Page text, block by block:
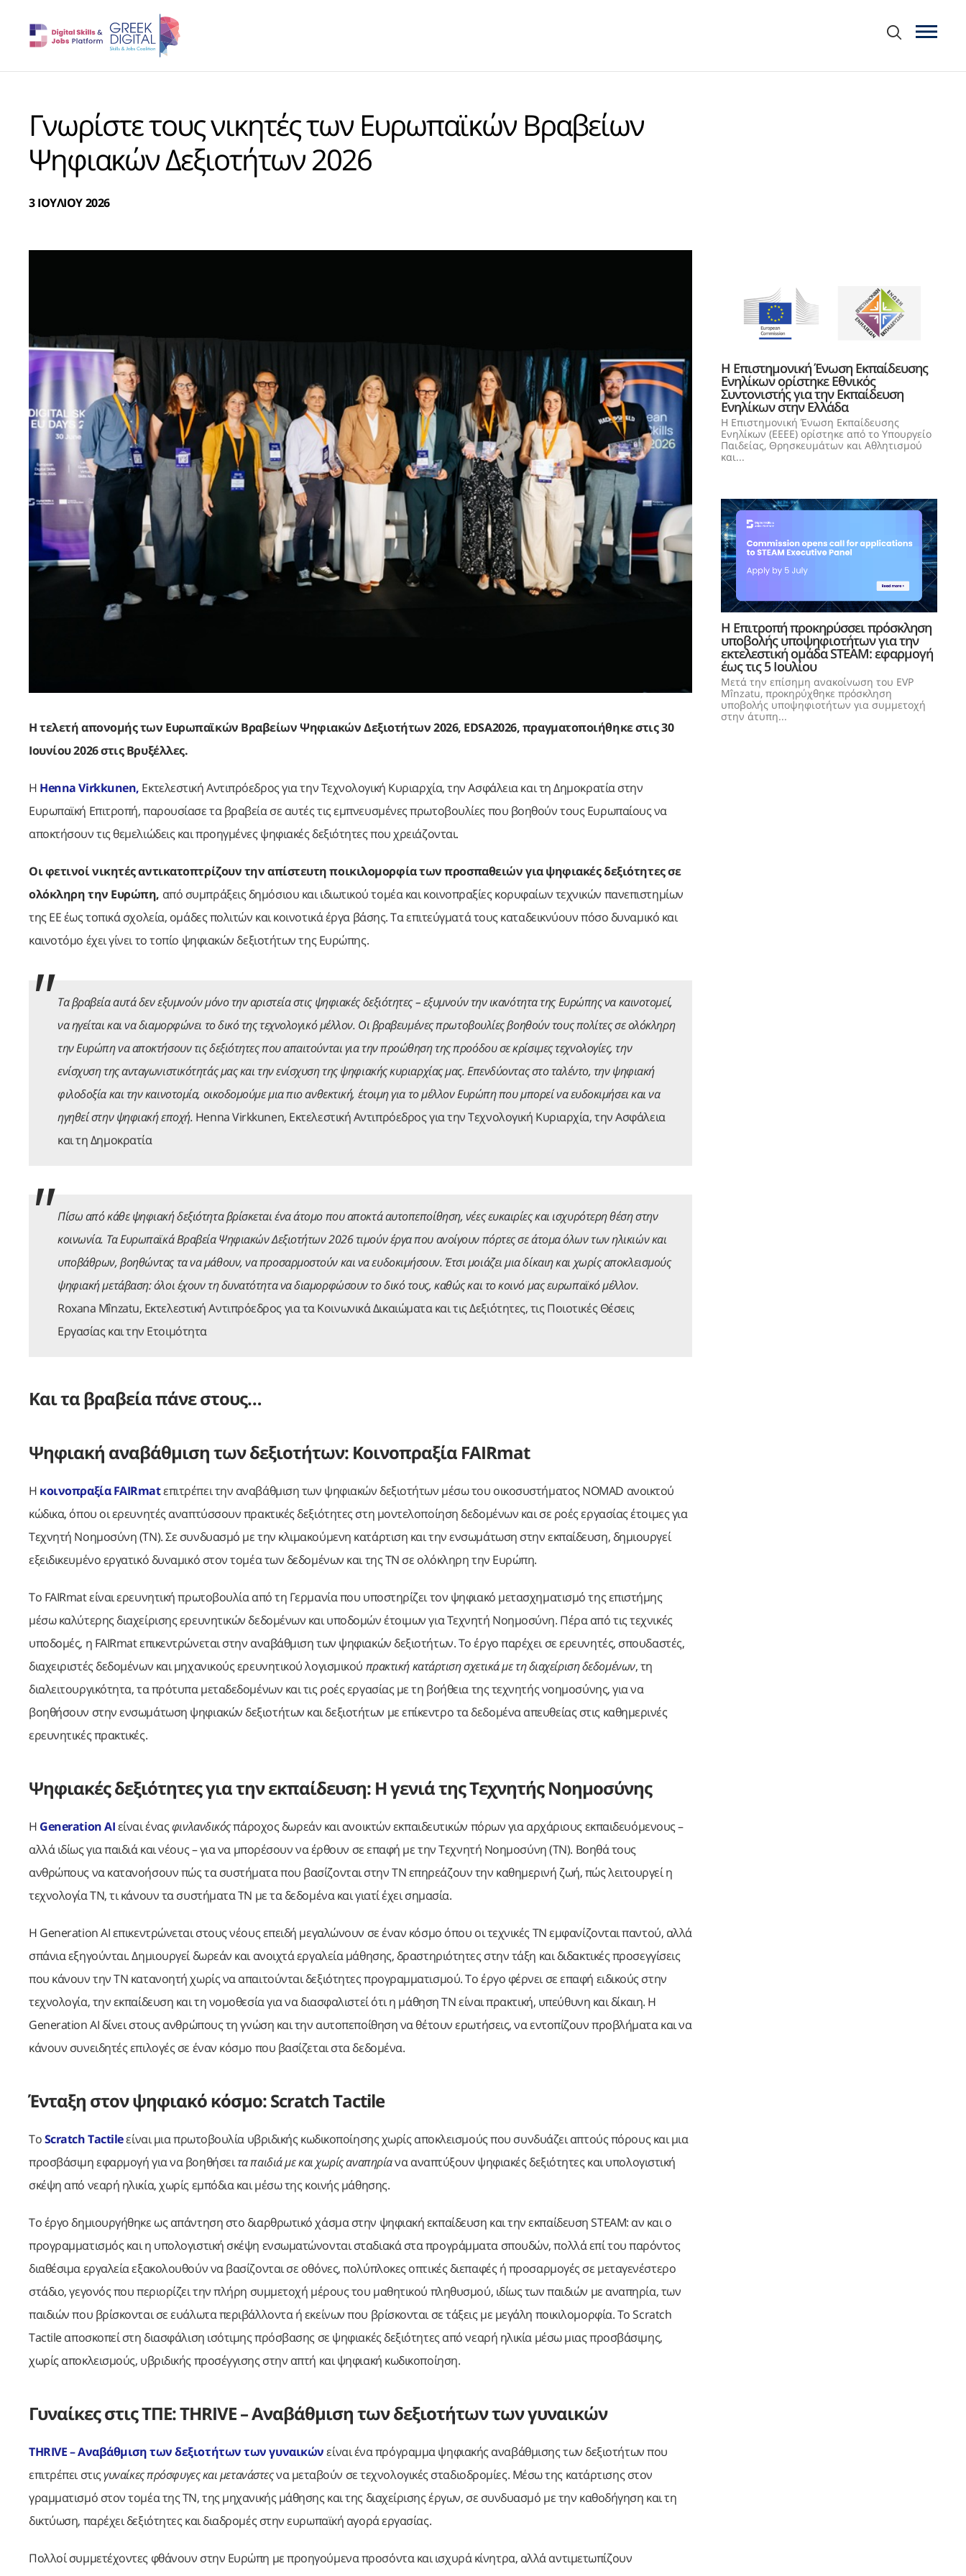
Γνωρίστε τους νικητές των Ευρωπαϊκών Βραβείων
Ψηφιακών Δεξιοτήτων 2026
3 ΙΟΥΛΙΟΥ 2026
Η τελετή απονομής των Ευρωπαϊκών Βραβείων Ψηφιακών Δεξιοτήτων 2026, EDSA2026, πραγματοποιήθηκε στις 30
Ιουνίου 2026 στις Βρυξέλλες.
Η Henna Virkkunen, Εκτελεστική Αντιπρόεδρος για την Τεχνολογική Κυριαρχία, την Ασφάλεια και τη Δημοκρατία στην
Ευρωπαϊκή Επιτροπή, παρουσίασε τα βραβεία σε αυτές τις εμπνευσμένες πρωτοβουλίες που βοηθούν τους Ευρωπαίους να
αποκτήσουν τις θεμελιώδεις και προηγμένες ψηφιακές δεξιότητες που χρειάζονται.
Οι φετινοί νικητές αντικατοπτρίζουν την απίστευτη ποικιλομορφία των προσπαθειών για ψηφιακές δεξιότητες σε
ολόκληρη την Ευρώπη, από συμπράξεις δημόσιου και ιδιωτικού τομέα και κοινοπραξίες κορυφαίων τεχνικών πανεπιστημίων
της ΕΕ έως τοπικά σχολεία, ομάδες πολιτών και κοινοτικά έργα βάσης. Τα επιτεύγματά τους καταδεικνύουν πόσο δυναμικό και
καινοτόμο έχει γίνει το τοπίο ψηφιακών δεξιοτήτων της Ευρώπης.
Τα βραβεία αυτά δεν εξυμνούν μόνο την αριστεία στις ψηφιακές δεξιότητες – εξυμνούν την ικανότητα της Ευρώπης να καινοτομεί,
να ηγείται και να διαμορφώνει το δικό της τεχνολογικό μέλλον. Οι βραβευμένες πρωτοβουλίες βοηθούν τους πολίτες σε ολόκληρη
την Ευρώπη να αποκτήσουν τις δεξιότητες που απαιτούνται για την προώθηση της προόδου σε κρίσιμες τεχνολογίες, την
ενίσχυση της ανταγωνιστικότητάς μας και την ενίσχυση της ψηφιακής κυριαρχίας μας. Επενδύοντας στο ταλέντο, την ψηφιακή
φιλοδοξία και την καινοτομία, οικοδομούμε μια πιο ανθεκτική, έτοιμη για το μέλλον Ευρώπη που μπορεί να ευδοκιμήσει και να
ηγηθεί στην ψηφιακή εποχή. Henna Virkkunen, Εκτελεστική Αντιπρόεδρος για την Τεχνολογική Κυριαρχία, την Ασφάλεια
και τη Δημοκρατία
Πίσω από κάθε ψηφιακή δεξιότητα βρίσκεται ένα άτομο που αποκτά αυτοπεποίθηση, νέες ευκαιρίες και ισχυρότερη θέση στην
κοινωνία. Τα Ευρωπαϊκά Βραβεία Ψηφιακών Δεξιοτήτων 2026 τιμούν έργα που ανοίγουν πόρτες σε άτομα όλων των ηλικιών και
υποβάθρων, βοηθώντας τα να μάθουν, να προσαρμοστούν και να ευδοκιμήσουν. Έτσι μοιάζει μια δίκαιη και χωρίς αποκλεισμούς
ψηφιακή μετάβαση: όλοι έχουν τη δυνατότητα να διαμορφώσουν το δικό τους, καθώς και το κοινό μας ευρωπαϊκό μέλλον.
Roxana Mînzatu, Εκτελεστική Αντιπρόεδρος για τα Κοινωνικά Δικαιώματα και τις Δεξιότητες, τις Ποιοτικές Θέσεις
Εργασίας και την Ετοιμότητα
Και τα βραβεία πάνε στους…
Ψηφιακή αναβάθμιση των δεξιοτήτων: Κοινοπραξία FAIRmat
Η κοινοπραξία FAIRmatεπιτρέπει την αναβάθμιση των ψηφιακών δεξιοτήτων μέσω του οικοσυστήματος NOMAD ανοικτού
κώδικα, όπου οι ερευνητές αναπτύσσουν πρακτικές δεξιότητες στη μοντελοποίηση δεδομένων και σε ροές εργασίας έτοιμες για
Τεχνητή Νοημοσύνη (ΤΝ). Σε συνδυασμό με την κλιμακούμενη κατάρτιση και την ενσωμάτωση στην εκπαίδευση, δημιουργεί
εξειδικευμένο εργατικό δυναμικό στον τομέα των δεδομένων και της ΤΝ σε ολόκληρη την Ευρώπη.
Το FAIRmat είναι ερευνητική πρωτοβουλία από τη Γερμανία που υποστηρίζει τον ψηφιακό μετασχηματισμό της επιστήμης
μέσω καλύτερης διαχείρισης ερευνητικών δεδομένων και υποδομών έτοιμων για Τεχνητή Νοημοσύνη. Πέρα από τις τεχνικές
υποδομές, η FAIRmat επικεντρώνεται στην αναβάθμιση των ψηφιακών δεξιοτήτων. Το έργο παρέχει σε ερευνητές, σπουδαστές,
διαχειριστές δεδομένων και μηχανικούς ερευνητικού λογισμικού πρακτική κατάρτιση σχετικά με τη διαχείριση δεδομένων, τη
διαλειτουργικότητα, τα πρότυπα μεταδεδομένων και τις ροές εργασίας με τη βοήθεια της τεχνητής νοημοσύνης, για να
βοηθήσουν στην ενσωμάτωση ψηφιακών δεξιοτήτων και δεξιοτήτων με επίκεντρο τα δεδομένα απευθείας στις καθημερινές
ερευνητικές πρακτικές.
Ψηφιακές δεξιότητες για την εκπαίδευση: Η γενιά της Τεχνητής Νοημοσύνης
Η Generation AIείναι έναςφινλανδικόςπάροχος δωρεάν και ανοικτών εκπαιδευτικών πόρων για αρχάριους εκπαιδευόμενους –
αλλά ιδίως για παιδιά και νέους – για να μπορέσουν να έρθουν σε επαφή με την Τεχνητή Νοημοσύνη (ΤΝ). Βοηθά τους
ανθρώπους να κατανοήσουν πώς τα συστήματα που βασίζονται στην ΤΝ επηρεάζουν την καθημερινή ζωή, πώς λειτουργεί η
τεχνολογία ΤΝ, τι κάνουν τα συστήματα ΤΝ με τα δεδομένα και γιατί έχει σημασία.
Η Generation AI επικεντρώνεται στους νέους επειδή μεγαλώνουν σε έναν κόσμο όπου οι τεχνικές ΤΝ εμφανίζονται παντού, αλλά
σπάνια εξηγούνται. Δημιουργεί δωρεάν και ανοιχτά εργαλεία μάθησης, δραστηριότητες στην τάξη και διδακτικές προσεγγίσεις
που κάνουν την ΤΝ κατανοητή χωρίς να απαιτούνται δεξιότητες προγραμματισμού. Το έργο φέρνει σε επαφή ειδικούς στην
τεχνολογία, την εκπαίδευση και τη νομοθεσία για να διασφαλιστεί ότι η μάθηση ΤΝ είναι πρακτική, υπεύθυνη και δίκαιη. Η
Generation AI δίνει στους ανθρώπους τη γνώση και την αυτοπεποίθηση να θέτουν ερωτήσεις, να εντοπίζουν προβλήματα και να
κάνουν συνειδητές επιλογές σε έναν κόσμο που βασίζεται στα δεδομένα.
Ένταξη στον ψηφιακό κόσμο: Scratch Tactile
ΤοScratch Tactileείναι μια πρωτοβουλία υβριδικής κωδικοποίησης χωρίς αποκλεισμούς που συνδυάζει απτούς πόρους και μια
προσβάσιμη εφαρμογή για να βοηθήσειτα παιδιά με και χωρίς αναπηρίανα αναπτύξουν ψηφιακές δεξιότητες και υπολογιστική
σκέψη από νεαρή ηλικία, χωρίς εμπόδια και μέσω της κοινής μάθησης.
Το έργο δημιουργήθηκε ως απάντηση στο διαρθρωτικό χάσμα στην ψηφιακή εκπαίδευση και την εκπαίδευση STEAM: αν και ο
προγραμματισμός και η υπολογιστική σκέψη ενσωματώνονται σταδιακά στα προγράμματα σπουδών, πολλά επί του παρόντος
διαθέσιμα εργαλεία εξακολουθούν να βασίζονται σε οθόνες, πολύπλοκες οπτικές διεπαφές ή προσαρμογές σε μεταγενέστερο
στάδιο, γεγονός που περιορίζει την πλήρη συμμετοχή μέρους του μαθητικού πληθυσμού, ιδίως των παιδιών με αναπηρία, των
παιδιών που βρίσκονται σε ευάλωτα περιβάλλοντα ή εκείνων που βρίσκονται σε τάξεις με μεγάλη ποικιλομορφία. Το Scratch
Tactile αποσκοπεί στη διασφάλιση ισότιμης πρόσβασης σε ψηφιακές δεξιότητες από νεαρή ηλικία μέσω μιας προσβάσιμης,
χωρίς αποκλεισμούς, υβριδικής προσέγγισης στην απτή και ψηφιακή κωδικοποίηση.
Γυναίκες στις ΤΠΕ: THRIVE – Αναβάθμιση των δεξιοτήτων των γυναικών
THRIVE – Αναβάθμιση των δεξιοτήτων των γυναικώνείναι ένα πρόγραμμα ψηφιακής αναβάθμισης των δεξιοτήτων που
επιτρέπει στις γυναίκες πρόσφυγες και μετανάστεςνα μεταβούν σε τεχνολογικές σταδιοδρομίες. Μέσω της κατάρτισης στον
γραμματισμό στον τομέα της ΤΝ, της μηχανικής μάθησης και της διαχείρισης έργων, σε συνδυασμό με την καθοδήγηση και τη
δικτύωση, παρέχει δεξιότητες και διαδρομές στην ευρωπαϊκή αγορά εργασίας.
Πολλοί συμμετέχοντες φθάνουν στην Ευρώπη με προηγούμενα προσόντα και ισχυρά κίνητρα, αλλά αντιμετωπίζουν
Η Επιστημονική Ένωση Εκπαίδευσης
Ενηλίκων ορίστηκε Εθνικός
Συντονιστής για την Εκπαίδευση
Ενηλίκων στην Ελλάδα
Η Επιστημονική Ένωση Εκπαίδευσης
Ενηλίκων (ΕΕΕΕ) ορίστηκε από το Υπουργείο
Παιδείας, Θρησκευμάτων και Αθλητισμού
και...
Η Επιτροπή προκηρύσσει πρόσκληση
υποβολής υποψηφιοτήτων για την
εκτελεστική ομάδα STEAM: εφαρμογή
έως τις 5 Ιουλίου
Μετά την επίσημη ανακοίνωση του EVP
Mînzatu, προκηρύχθηκε πρόσκληση
υποβολής υποψηφιοτήτων για συμμετοχή
στην άτυπη...